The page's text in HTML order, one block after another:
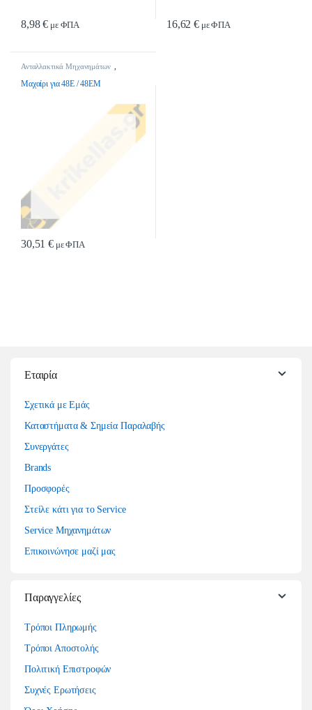
8,98€ με ΦΠΑ 16,62€ με ΦΠΑ
Ανταλλακτικά Μηχανημάτων
Μαχαίρι για 48E / 48EM
30,51€ με ΦΠΑ
Εταιρία
Σχετικά με Εμάς
Καταστήματα & Σημεία Παραλαβής
Συνεργάτες
Brands
Προσφορές
Στείλε κάτι για το Service
Service Μηχανημάτων
Επικοινώνησε μαζί μας
Παραγγελίες
Τρόποι Πληρωμής
Τρόποι Αποστολής
Πολιτική Επιστροφών
Συχνές Ερωτήσεις